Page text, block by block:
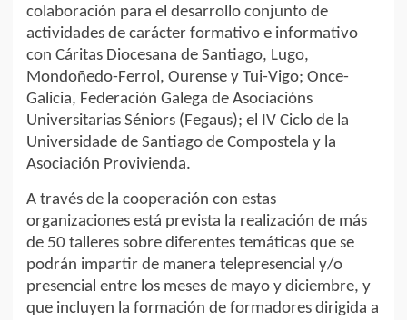
colaboración para el desarrollo conjunto de
actividades de carácter formativo e informativo
con Cáritas Diocesana de Santiago, Lugo,
Mondoñedo-Ferrol, Ourense y Tui-Vigo; Once-
Galicia, Federación Galega de Asociacións
Universitarias Séniors (Fegaus); el IV Ciclo de la
Universidade de Santiago de Compostela y la
Asociación Provivienda.
A través de la cooperación con estas
organizaciones está prevista la realización de más
de 50 talleres sobre diferentes temáticas que se
podrán impartir de manera telepresencial y/o
presencial entre los meses de mayo y diciembre, y
que incluyen la formación de formadores dirigida a